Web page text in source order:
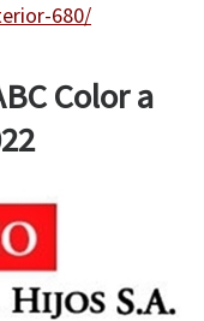
680/
Color a